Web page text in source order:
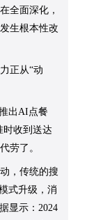
全面深化，
生根本性改
正从“动
出AI点餐
时收到送达
劳了。
，传统的搜
式升级，消
显示：2024